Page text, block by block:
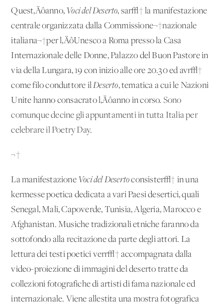
Quest‚Äôanno, Voci del Deserto, sar√† la manifestazione
centrale organizzata dalla Commissione¬†nazionale
italiana¬†per l‚ÄôUnesco a Roma presso la Casa
Internazionale delle Donne, Palazzo del Buon Pastore in
via della Lungara, 19 con inizio alle ore 20.30 ed avr√†
come filo conduttore ilDeserto, tematica a cui le Nazioni
Unite hanno consacrato l‚Äôanno in corso. Sono
comunque decine gli appuntamenti in tutta Italia per
celebrare il Poetry Day.
¬†
La manifestazione Voci del Desertoconsister√† in una
kermesse poetica dedicata a vari Paesi desertici, quali
Senegal, Mali, Capoverde, Tunisia, Algeria, Marocco e
Afghanistan. Musiche tradizionali etniche faranno da
sottofondo alla recitazione da parte degli attori. La
lettura dei testi poetici verr√† accompagnata dalla
video-proiezione di immagini del deserto tratte da
collezioni fotografiche di artisti di fama nazionale ed
internazionale. Viene allestita una mostra fotografica